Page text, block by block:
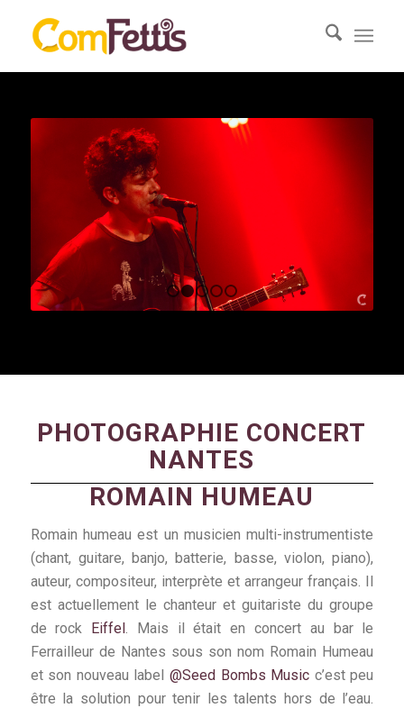
1 2 3
PHOTOGRAPHIE CONCERT
NANTES
ROMAIN HUMEAU
Romain humeau est un musicien multi-instrumentiste
(chant, guitare, banjo, batterie, basse, violon, piano),
auteur, compositeur, interprète et arrangeur français. Il
est actuellement le chanteur et guitariste du groupe
de rock Eiffel. Mais il était en concert au bar le
Ferrailleur de Nantes sous son nom Romain Humeau
et son nouveau label @Seed Bombs Music c’est peu
être la solution pour tenir les talents hors de l’eau.